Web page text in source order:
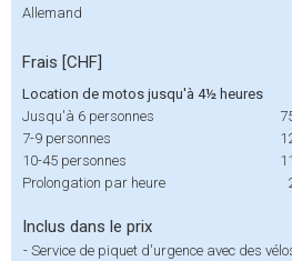
Allemand
Frais [CHF]
Location de motos jusqu'à 4½ heures
Jusqu'à 6 personnes
7-9 personnes
10-45 personnes
Prolongation par heure
Inclus dans le prix
- Service de piquet d'urgence avec des